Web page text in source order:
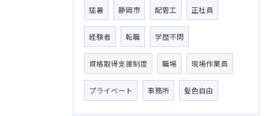
猛暑 静岡市 配管工 正社員
経験者 転職 学歴不問
資格取得支援制度 職場 現場作業員
プライベート 事務所 髪色自由